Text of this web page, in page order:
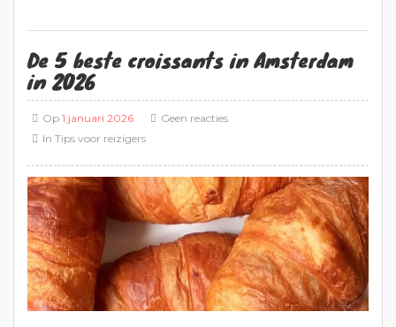
De 5 beste croissants in Amsterdam
in 2026
Op 1 januari 2026
In Tips voor reizigers
Geen reacties